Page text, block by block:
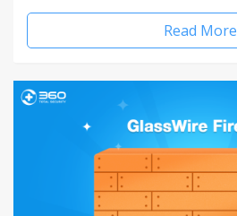
Read More